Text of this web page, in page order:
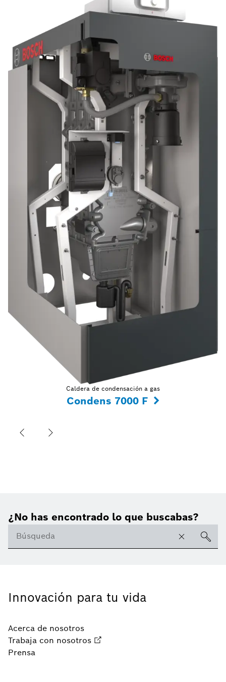
Caldera de condensación a gas
Condens 7000 F
¿No has encontrado lo que buscabas?
Innovación para tu vida
Acerca de nosotros
Trabaja con nosotros
Prensa